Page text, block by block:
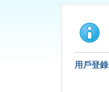
用戶登錄